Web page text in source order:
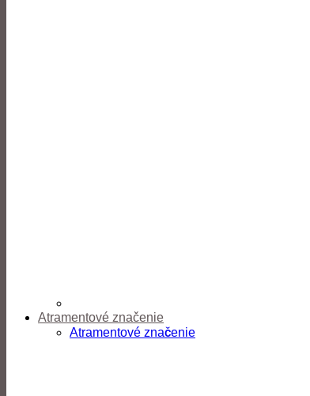
Atramentové značenie
Atramentové značenie